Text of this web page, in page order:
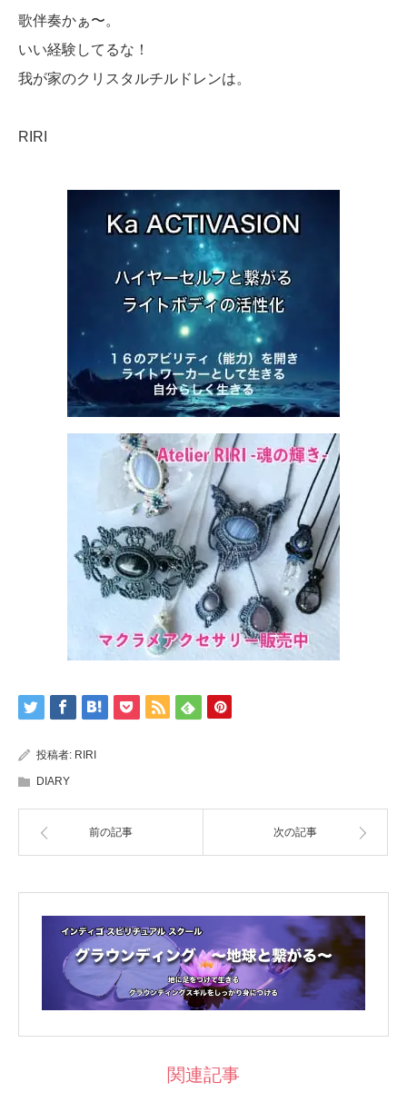
歌伴奏かぁ〜。
いい経験してるな！
我が家のクリスタルチルドレンは。
RIRI
投稿者: RIRI
DIARY
前の記事 次の記事
関連記事